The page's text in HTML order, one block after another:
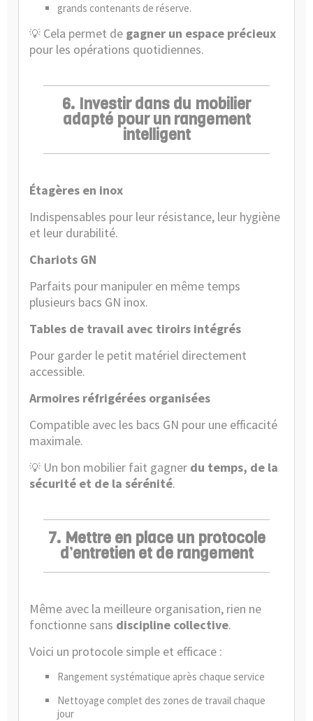
grands contenants de réserve.
💡 Cela permet de gagner un espace précieux
pour les opérations quotidiennes.
6. Investir dans du mobilier
adapté pour un rangement
intelligent
Étagères en inox
Indispensables pour leur résistance, leur hygiène
et leur durabilité.
Chariots GN
Parfaits pour manipuler en même temps
plusieurs bacs GN inox.
Tables de travail avec tiroirs intégrés
Pour garder le petit matériel directement
accessible.
Armoires réfrigérées organisées
Compatible avec les bacs GN pour une efficacité
maximale.
💡 Un bon mobilier fait gagner du temps, de la
sécurité et de la sérénité.
7. Mettre en place un protocole
d’entretien et de rangement
Même avec la meilleure organisation, rien ne
fonctionne sans discipline collective.
Voici un protocole simple et efficace :
Rangement systématique après chaque service
Nettoyage complet des zones de travail chaque
jour